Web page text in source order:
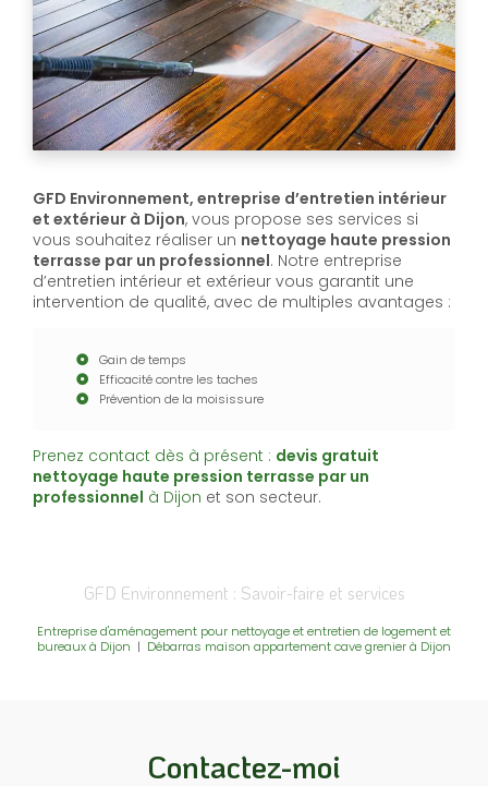
GFD Environnement, entreprise d’entretien intérieur
et extérieur à Dijon, vous propose ses services si
vous souhaitez réaliser un nettoyage haute pression
terrasse par un professionnel. Notre entreprise
d’entretien intérieur et extérieur vous garantit une
intervention de qualité, avec de multiples avantages :
Gain de temps
Efficacité contre les taches
Prévention de la moisissure
Prenez contact dès à présent : devis gratuit
nettoyage haute pression terrasse par un
professionnel à Dijon et son secteur.
GFD Environnement : Savoir-faire et services
Entreprise d'aménagement pour nettoyage et entretien de logement et
bureaux à Dijon | Débarras maison appartement cave grenier à Dijon
Contactez-moi